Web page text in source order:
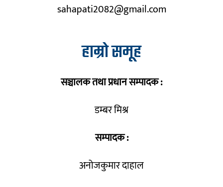
sahapati2082@gmail.com
हाम्रो समूह
सञ्चालक तथा प्रधान सम्पादक :
डम्बर मिश्र
सम्पादक :
अनोजकुमार दाहाल